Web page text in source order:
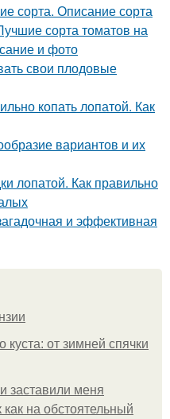
сорта. Описание сорта
сорта томатов на
и фото
свои плодовые
копать лопатой. Как
вариантов и их
лопатой. Как правильно
и эффективная
куста: от зимней спячки
заставили меня
на обстоятельный